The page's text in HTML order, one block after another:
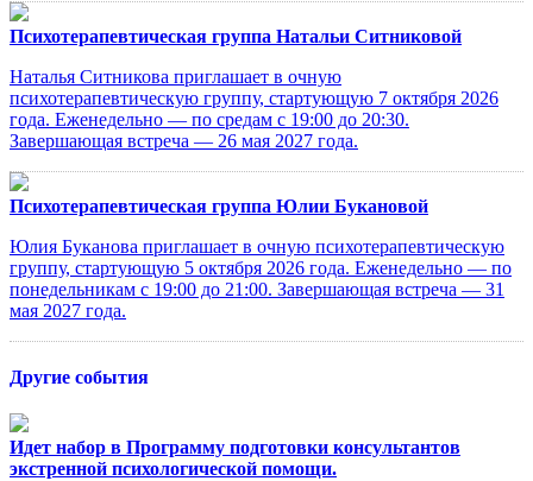
Психотерапевтическая группа Натальи Ситниковой
Наталья Ситникова приглашает в очную
психотерапевтическую группу, стартующую 7 октября 2026
года. Еженедельно — по средам с 19:00 до 20:30.
Завершающая встреча — 26 мая 2027 года.
Психотерапевтическая группа Юлии Букановой
Юлия Буканова приглашает в очную психотерапевтическую
группу, стартующую 5 октября 2026 года. Еженедельно — по
понедельникам с 19:00 до 21:00. Завершающая встреча — 31
мая 2027 года.
Другие события
Идет набор в Программу подготовки консультантов
экстренной психологической помощи.